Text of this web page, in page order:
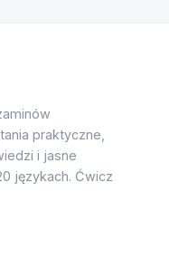
praktyczne,
i jasne
językach. Ćwicz